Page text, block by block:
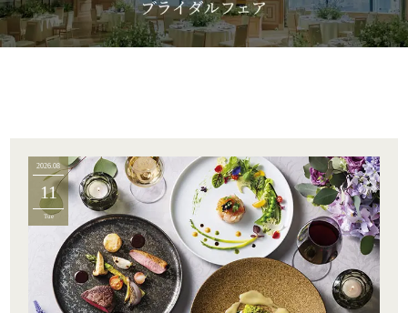
2026.08
11
Tue